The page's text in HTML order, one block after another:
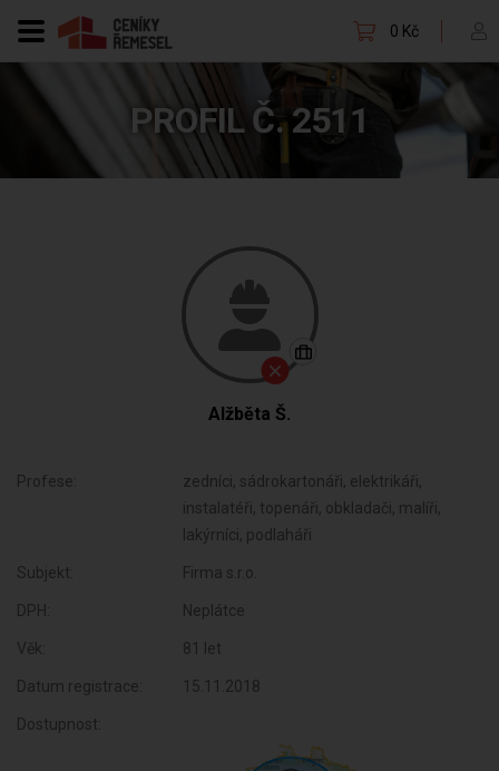
0 Kč
PROFIL Č. 2511
Alžběta Š.
Profese:
zedníci, sádrokartonáři, elektrikáři,
instalatéři, topenáři, obkladači, malíři,
lakýrníci, podlaháři
Subjekt: Firma s.r.o.
DPH: Neplátce
Věk: 81 let
Datum registrace: 15.11.2018
Dostupnost: